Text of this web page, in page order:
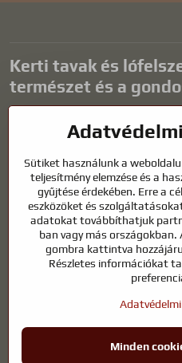
Kerti tavak és
természet és a
harmonikus környezetet
karbantartás kulcsfontosságú a
tóhoz egész évben. Ugyanilyen
állatok gondozása is.
A lovaknak kiváló minőségű
táplálkozásra és felelősségteljes
ahhoz, hogy egészségesek,
szó lovasok, tenyésztők vagy
állatok, mind az emberek
jólétét.
Sütiket használunk a
teljesítmény elemzése és a
gyűjtése érdekében. Erre a
eszközöket és
adatokat továbbíthatjuk
ban vagy más országokban.
gombra kattintva
Részletes információkat
Minden